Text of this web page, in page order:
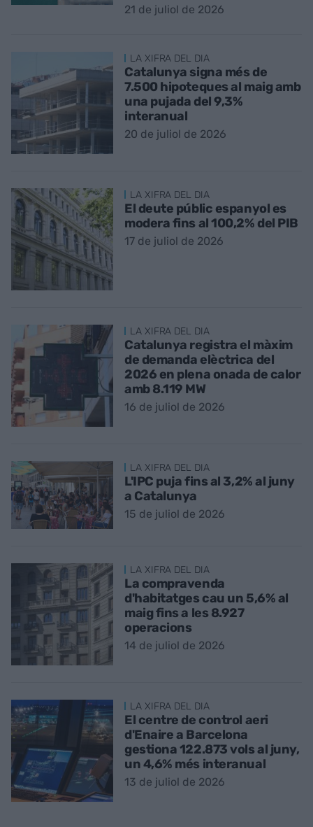
21 de juliol de 2026
LA XIFRA DEL DIA
Catalunya signa més de
7.500 hipoteques al maig amb
una pujada del 9,3%
interanual
20 de juliol de 2026
LA XIFRA DEL DIA
El deute públic espanyol es
modera fins al 100,2% del PIB
17 de juliol de 2026
LA XIFRA DEL DIA
Catalunya registra el màxim
de demanda elèctrica del
2026 en plena onada de calor
amb 8.119 MW
16 de juliol de 2026
LA XIFRA DEL DIA
L'IPC puja fins al 3,2% al juny
a Catalunya
15 de juliol de 2026
LA XIFRA DEL DIA
La compravenda
d'habitatges cau un 5,6% al
maig fins a les 8.927
operacions
14 de juliol de 2026
LA XIFRA DEL DIA
El centre de control aeri
d'Enaire a Barcelona
gestiona 122.873 vols al juny,
un 4,6% més interanual
13 de juliol de 2026